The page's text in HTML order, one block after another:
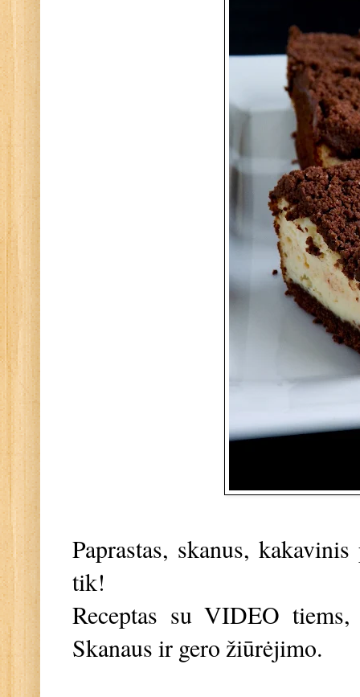
Paprastas, skanus,
tik!
Receptas su VIDEO
Skanaus ir gero žiūrėjimo.